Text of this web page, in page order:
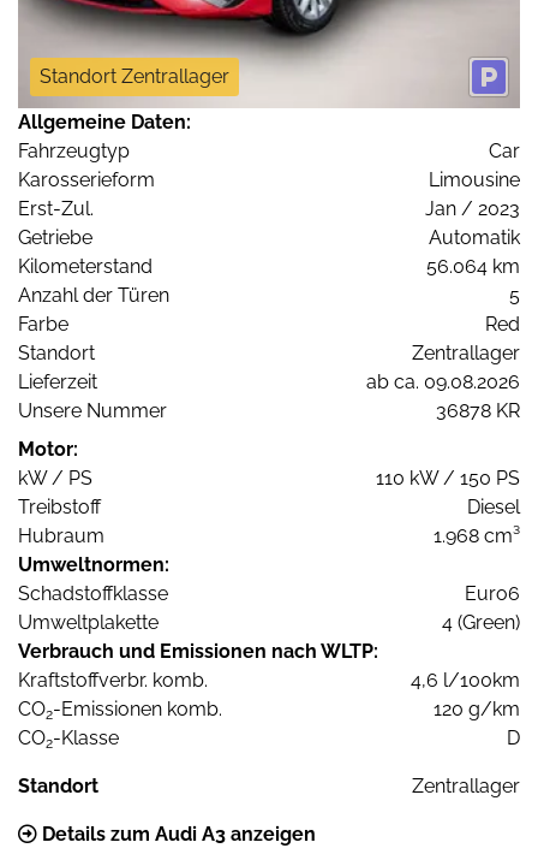
Standort Zentrallager
Allgemeine Daten:
Fahrzeugtyp
Car
Karosserieform
Limousine
Erst-Zul.
Jan / 2023
Getriebe
Automatik
Kilometerstand
56.064 km
Anzahl der Türen
5
Farbe
Red
Standort
Zentrallager
Lieferzeit
ab ca. 09.08.2026
Unsere Nummer
36878 KR
Motor:
kW / PS
110 kW / 150 PS
Treibstoff
Diesel
Hubraum
1.968 cm³
Umweltnormen:
Schadstoffklasse
Euro6
Umweltplakette
4 (Green)
Verbrauch und Emissionen nach WLTP:
Kraftstoffverbr. komb.
4,6 l/100km
CO2-Emissionen komb.
120 g/km
CO2-Klasse D
Standort Zentrallager
Details zum Audi A3 anzeigen